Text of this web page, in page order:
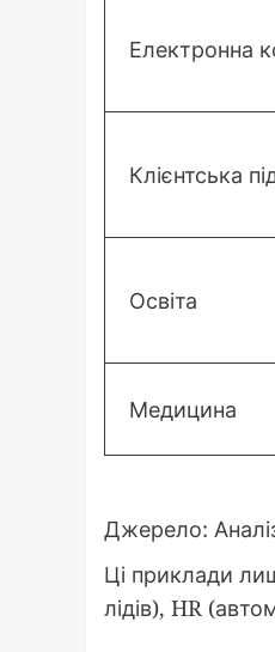
Електронна
Клієнтська
Освіта
Медицина
Джерело:
Ці приклади
лідів), HR